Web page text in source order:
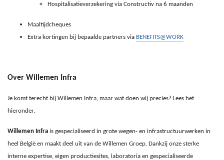
Hospitalisatieverzekering via Constructiv na 6 maanden
Maaltijdcheques
Extra kortingen bij bepaalde partners via BENEFITS@WORK
Over Willemen Infra
Je komt terecht bij Willemen Infra, maar wat doen wij precies? Lees het
hieronder.
Willemen Infra is gespecialiseerd in grote wegen- en infrastructuurwerken in
heel België en maakt deel uit van de Willemen Groep. Dankzij onze sterke
interne expertise, eigen productiesites, laboratoria en gespecialiseerde